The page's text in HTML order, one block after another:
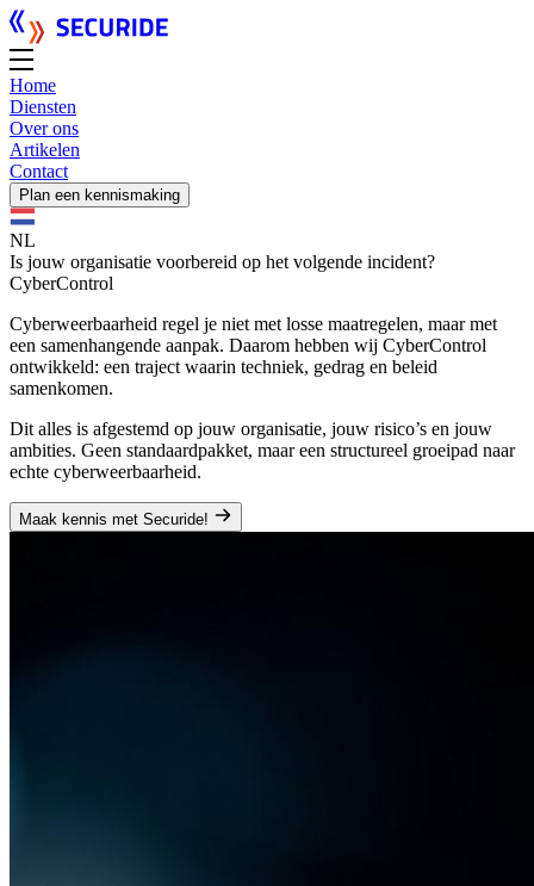
Home
Diensten
Over ons
Artikelen
Contact
Plan een kennismaking
NL
Is jouw organisatie voorbereid op het volgende incident?
CyberControl
Cyberweerbaarheid regel je niet met losse maatregelen, maar met
een samenhangende aanpak. Daarom hebben wij CyberControl
ontwikkeld: een traject waarin techniek, gedrag en beleid
samenkomen.
Dit alles is afgestemd op jouw organisatie, jouw risico’s en jouw
ambities. Geen standaardpakket, maar een structureel groeipad naar
echte cyberweerbaarheid.
Maak kennis met Securide!